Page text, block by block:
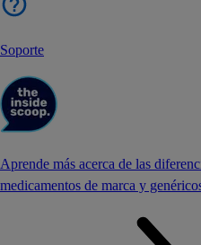
Soporte
Aprende más acerca de las
medicamentos de marca y